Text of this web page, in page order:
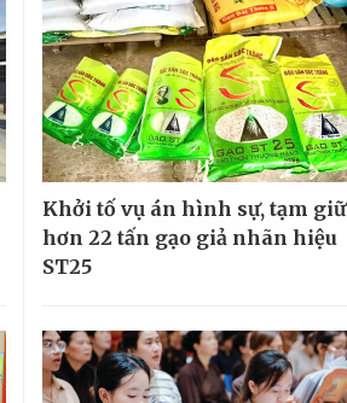
Khởi tố vụ án hình sự, tạm giữ
hơn 22 tấn gạo giả nhãn hiệu
ST25